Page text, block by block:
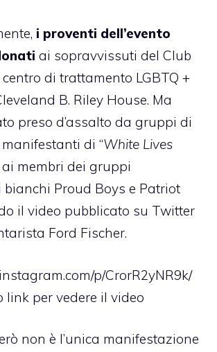
i proventi dell’evento
ai sopravvissuti del Club
di trattamento LGBTQ +
B. Riley House. Ma
preso d’assalto da gruppi di
di “White Lives
ai membri dei gruppi
Proud Boys e Patriot
il video pubblicato su Twitter
Ford Fischer.
p/CrorR2yNR9k/
link per vedere il video
non è l’unica manifestazione